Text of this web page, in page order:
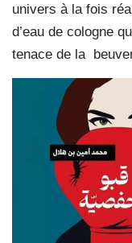
univers à la fois
d’eau de cologne
tenace de la